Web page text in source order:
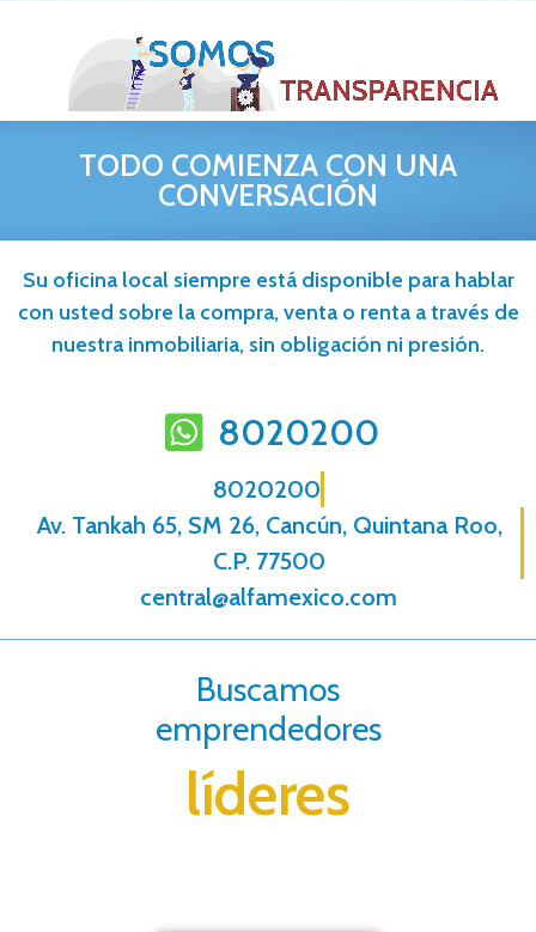
TODO COMIENZA CON UNA
CONVERSACIÓN
Su oficina local siempre está disponible para hablar
con usted sobre la compra, venta o renta a través de
nuestra inmobiliaria, sin obligación ni presión.
8020200
8020200
Av. Tankah 65, SM 26, Cancún, Quintana Roo,
C.P. 77500
central@alfamexico.com
Buscamos
emprendedores
líderes